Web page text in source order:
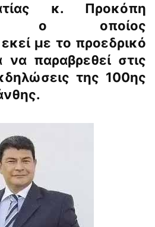
κ. Προκόπη
ο οποίος
με το προεδρικό
να παραβρεθεί στις
της 100ης